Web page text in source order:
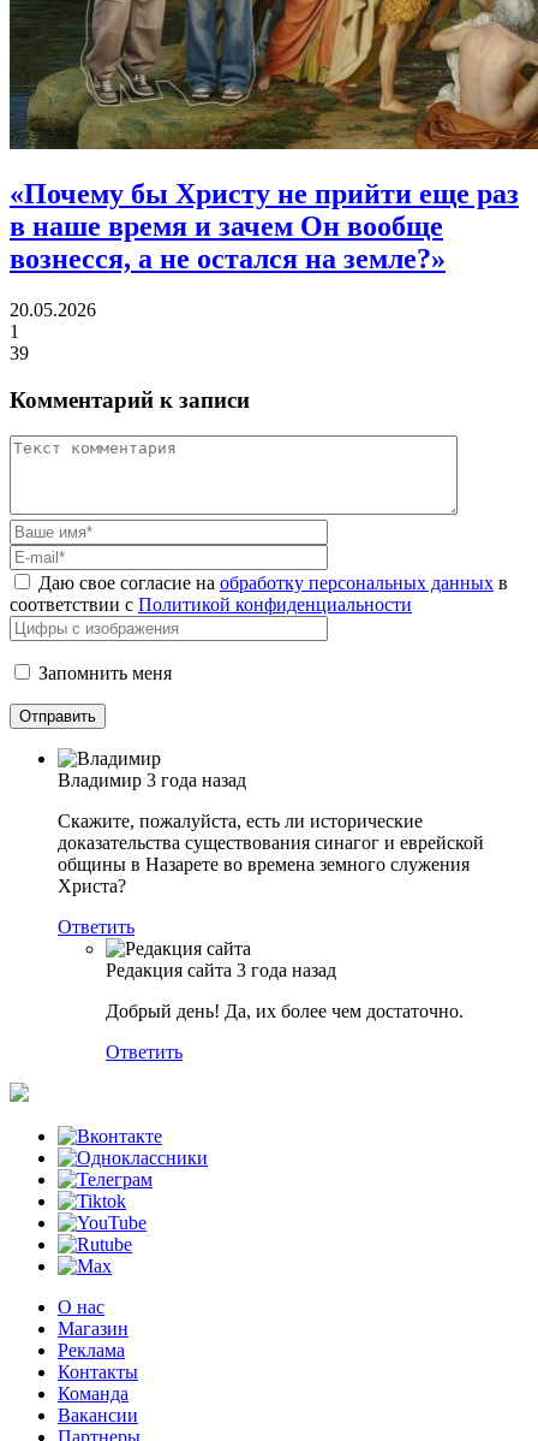
«Почему бы Христу не прийти еще раз
в наше время и зачем Он вообще
вознесся, а не остался на земле?»
20.05.2026
1
39
Комментарий к записи
Даю свое согласие на обработку персональных данных в
соответствии с Политикой конфиденциальности
Запомнить меня
Владимир 3 года назад
Скажите, пожалуйста, есть ли исторические
доказательства существования синагог и еврейской
общины в Назарете во времена земного служения
Христа?
Ответить
Редакция сайта 3 года назад
Добрый день! Да, их более чем достаточно.
Ответить
О нас
Магазин
Реклама
Контакты
Команда
Вакансии